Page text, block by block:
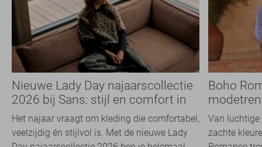
Nieuwe Lady Day najaarscollectie
2026 bij Sans: stijl en comfort in
travelkwaliteit
Het najaar vraagt om kleding die comfortabel,
veelzijdig én stijlvol is. Met de nieuwe Lady
Boho
overal
Van luchtige
zachte